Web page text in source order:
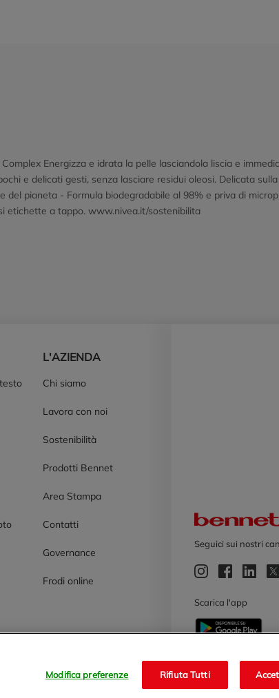
Energizza e idrata la pelle lasciandola liscia e
e delicati gesti, senza lasciare residui oleosi. Delicata
del pianeta - Formula biodegradabile al 98% e priva di
etichette a tappo. www.nivea.it/sostenibilita
L'AZIENDA
Chi siamo
Lavora con noi
Sostenibilità
Prodotti Bennet
Area Stampa
Contatti
Governance
Frodi online
Seguici sui nostri
Scarica l'app
Modifica preferenze Rifiuta Tutti